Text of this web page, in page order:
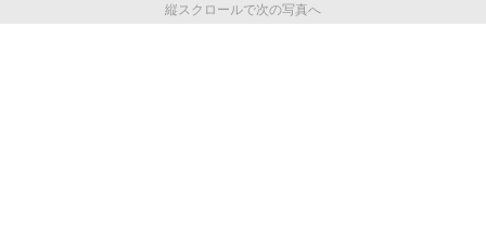
縦スクロールで次の写真へ